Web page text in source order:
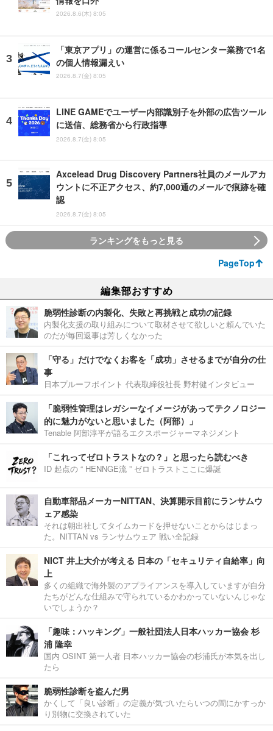
2026.8.6(木) 8:05
「東京アプリ」の運営に係るコールセンター業務で1名
の個人情報漏えい
2026.8.7(金) 8:05
LINE GAMEでユーザー内部識別子を外部の広告ツール
に送信、総務省から行政指導
2026.8.7(金) 8:05
Axcelead Drug Discovery Partners社員のメールアカ
ウントに不正アクセス、約7,000通のメールで痕跡を確
認
2026.8.7(金) 8:05
ランキングをもっと見る
PageTop
編集部おすすめ
脆弱性診断の内製化、失敗と再挑戦と成功の記録
内製化支援の取り組みについて取材させて欲しいと頼んでいた
のだが毎回返事は芳しくなかった
「守る」だけでなくお客を「成功」させるまでが自分の仕
事
日本プルーフポイント 代表取締役社長 野村健インタビュー
「脆弱性管理はレガシーなイメージがあってテクノロジー
的に魅力がないと思いました（阿部）」
Tenable 阿部淳平が語るエクスポージャーマネジメント
「これってゼロトラストなの？」と思ったら読むべき
ID 起点の “ HENNGE流 ” ゼロトラストここに爆誕
自動車部品メーカーNITTAN、決算開示目前にランサムウ
ェア感染
それは朝出社してタイムカードを押せないことからはじまっ
た。NITTAN vs ランサムウェア 戦い全記録
NICT 井上大介が考える 日本の「セキュリティ自給率」向
上
多くの組織で海外製のアプライアンスを導入していますが自分
たちがどんな仕組みで守られているかわかっていないんじゃな
いでしょうか？
「趣味：ハッキング」一般社団法人日本ハッカー協会 杉
浦 隆幸
国内 OSINT 第一人者 日本ハッカー協会の杉浦氏が本気を出し
たら
脆弱性診断を盗んだ男
かくして「良い診断」の定義が気づいたらいつの間にかすっか
り別物に交換されていた